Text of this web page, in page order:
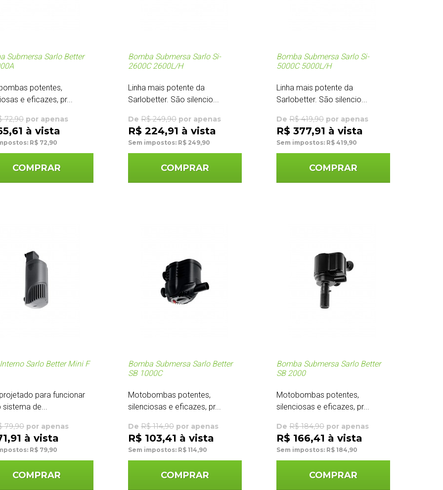
Submersa Sarlo Better
potentes,
e eficazes, pr...
72,90 por apenas
à vista
R$ 72,90
COMPRAR
Bomba Submersa Sarlo Si-
2600C 2600L/H
Linha mais potente da
Sarlobetter. São silencio...
De R$ 249,90por apenas
R$ 224,91 à vista
Sem impostos: R$ 249,90
COMPRAR
Bomba Submersa Sarlo Si-
5000C 5000L/H
Linha mais potente da
Sarlobetter. São silencio...
De R$ 419,90por apenas
R$ 377,91 à vista
Sem impostos: R$ 419,90
COMPRAR
Sarlo Better Mini F
para funcionar
de...
79,90 por apenas
à vista
R$ 79,90
COMPRAR
Bomba Submersa Sarlo Better
SB 1000C
Motobombas potentes,
silenciosas e eficazes, pr...
De R$ 114,90por apenas
R$ 103,41 à vista
Sem impostos: R$ 114,90
COMPRAR
Bomba Submersa Sarlo Better
SB 2000
Motobombas potentes,
silenciosas e eficazes, pr...
De R$ 184,90por apenas
R$ 166,41 à vista
Sem impostos: R$ 184,90
COMPRAR